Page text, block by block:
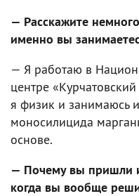
— Расскажите
именно вы
— Я работаю в
центре
я физик и занимаюсь
моносилицида
основе.
— Почему вы пришли
когда вы вообще